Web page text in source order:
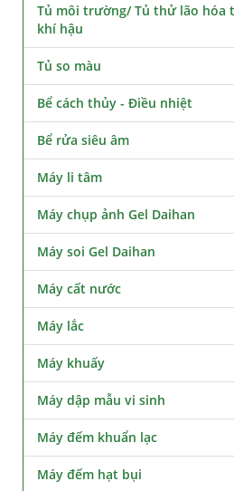
Tủ môi trường/ Tủ thử lão hóa
khí hậu
Tủ so màu
Bể cách thủy - Điều nhiệt
Bể rửa siêu âm
Máy li tâm
Máy chụp ảnh Gel Daihan
Máy soi Gel Daihan
Máy cất nước
Máy lắc
Máy khuấy
Máy dập mẫu vi sinh
Máy đếm khuẩn lạc
Máy đếm hạt bụi